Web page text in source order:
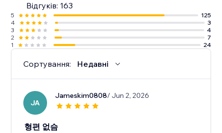
Відгуків: 163
5
125
4
3
3
4
2
7
1
24
Сортування: Недавні
JA
Jameskim0808/ Jun 2, 2026
형편 없슴